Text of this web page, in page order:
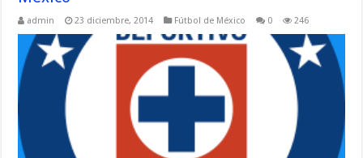
admin 23 diciembre, 2014 Fútbol de México 0 246